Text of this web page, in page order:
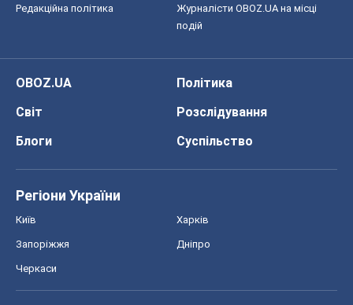
Редакційна політика
Журналісти OBOZ.UA на місці
подій
OBOZ.UA
Політика
Світ
Розслідування
Блоги
Суспільство
Регіони України
Київ Харків
Запоріжжя Дніпро
Черкаси